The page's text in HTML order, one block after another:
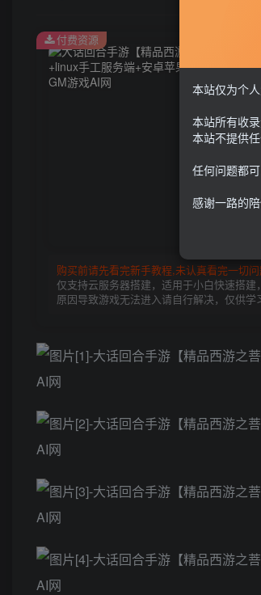
购买前请先看完新手教程,未认真看完一切
仅支持云服务器搭建，适用于小白快速搭
原因导致游戏无法进入请自行解决，仅供学
付费资源
本站仅为个
本站所有收
本站不提供
任何问题都
感谢一路的陪